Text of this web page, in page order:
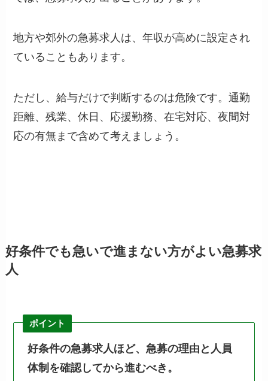
地方や郊外の急募求人は、年収が高めに設定され
ていることもあります。
ただし、給与だけで判断するのは危険です。通勤
距離、残業、休日、応援勤務、在宅対応、夜間対
応の有無まで含めて考えましょう。
好条件でも急いで進まない方がよい急募求
人
ポイント
好条件の急募求人ほど、急募の理由と人員
体制を確認してから進むべき。